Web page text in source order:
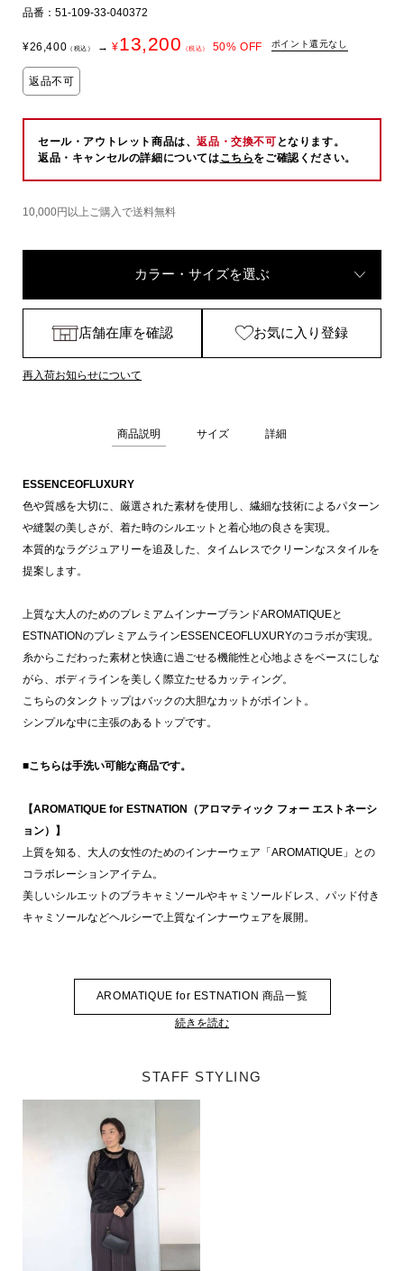
品番：51-109-33-040372
¥26,400 （税込） → ¥13,200 （税込） 50% OFF ポイント還元なし
返品不可
セール・アウトレット商品は、返品・交換不可 となります。
返品・キャンセルの詳細についてはこちらをご確認ください。
10,000円以上ご購入で送料無料
カラー・サイズを選ぶ
店舗在庫を確認 お気に入り登録
再入荷お知らせについて
商品説明 サイズ 詳細
ESSENCEOFLUXURY
色や質感を大切に、厳選された素材を使用し、繊細な技術によるパターン
や縫製の美しさが、着た時のシルエットと着心地の良さを実現。
本質的なラグジュアリーを追及した、タイムレスでクリーンなスタイルを
提案します。
上質な大人のためのプレミアムインナーブランドAROMATIQUEと
ESTNATIONのプレミアムラインESSENCEOFLUXURYのコラボが実現。
糸からこだわった素材と快適に過ごせる機能性と心地よさをベースにしな
がら、ボディラインを美しく際立たせるカッティング。
こちらのタンクトップはバックの大胆なカットがポイント。
シンプルな中に主張のあるトップです。
■こちらは手洗い可能な商品です。
【AROMATIQUE for ESTNATION（アロマティック フォー エストネーシ
ョン）】
上質を知る、大人の女性のためのインナーウェア「AROMATIQUE」との
コラボレーションアイテム。
美しいシルエットのブラキャミソールやキャミソールドレス、パッド付き
キャミソールなどヘルシーで上質なインナーウェアを展開。
AROMATIQUE for ESTNATION 商品一覧
続きを読む
STAFF STYLING